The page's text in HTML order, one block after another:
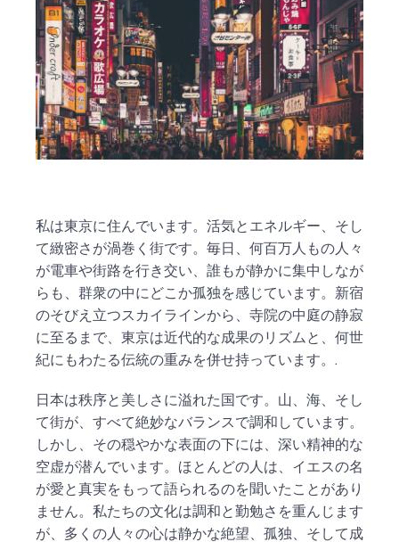
私は東京に住んでいます。活気とエネルギー、そし
て緻密さが渦巻く街です。毎日、何百万人もの人々
が電車や街路を行き交い、誰もが静かに集中しなが
らも、群衆の中にどこか孤独を感じています。新宿
のそびえ立つスカイラインから、寺院の中庭の静寂
に至るまで、東京は近代的な成果のリズムと、何世
紀にもわたる伝統の重みを併せ持っています。.
日本は秩序と美しさに溢れた国です。山、海、そし
て街が、すべて絶妙なバランスで調和しています。
しかし、その穏やかな表面の下には、深い精神的な
空虚が潜んでいます。ほとんどの人は、イエスの名
が愛と真実をもって語られるのを聞いたことがあり
ません。私たちの文化は調和と勤勉さを重んじます
が、多くの人々の心は静かな絶望、孤独、そして成